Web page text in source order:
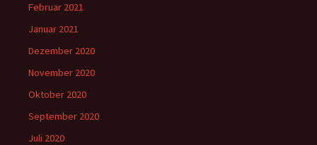
Februar 2021
Januar 2021
Dezember 2020
November 2020
Oktober 2020
September 2020
Juli 2020